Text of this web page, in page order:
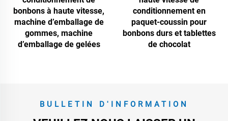
bonbons à haute vitesse,
machine d’emballage de
gommes, machine
d’emballage de gelées
conditionnement en
paquet-coussin pour
bonbons durs et tablettes
de chocolat
BULLETIN D'INFORMATION